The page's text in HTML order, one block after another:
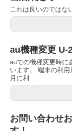
これは良いのではな
au機種変更 U-
auでの機種変更時に
います。 端末の利
月に利...
お問い合わせ